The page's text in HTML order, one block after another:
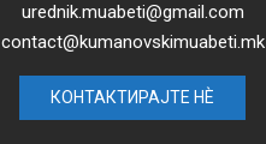
urednik.muabeti@gmail.com
contact@kumanovskimuabeti.mk
КОНТАКТИРАЈТЕ НЀ